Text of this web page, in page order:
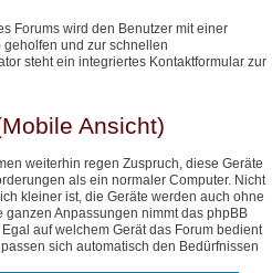
Forums wird den Benutzer mit einer
und zur schnellen
steht ein integriertes Kontaktformular zur
Ansicht)
weiterhin regen Zuspruch, diese Geräte
als ein normaler Computer. Nicht
kleiner ist, die Geräte werden auch ohne
ganzen Anpassungen nimmt das phpBB
auf welchem Gerät das Forum bedient
sich automatisch den Bedürfnissen